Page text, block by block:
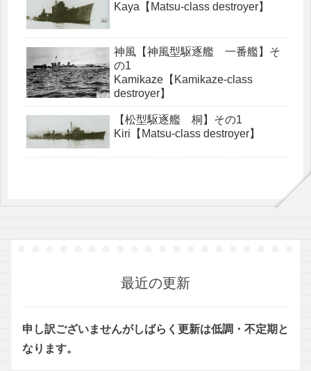
Kaya【Matsu-class destroyer】
神風【神風型駆逐艦 一番艦】そ
の1
Kamikaze【Kamikaze-class
destroyer】
【松型駆逐艦 桐】その1
Kiri【Matsu-class destroyer】
最近の更新
申し訳ございませんがしばらく更新は低調・不定期と
なります。